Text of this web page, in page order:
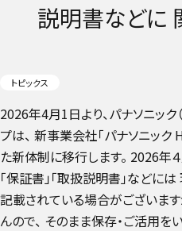
説明書などに
トピックス
2026年4月1日より、パナソニック
プは、 新事業会社「パナソニック
た新体制に移行します。 2026年
「保証書」「取扱説明書」など
記載されている場合がございま
んので、 そのまま保存・ご活用を